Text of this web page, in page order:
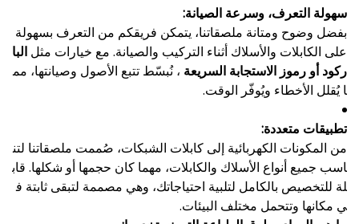
سهولة التعرف، وسرعة الصيانة:
بفضل وضوح ومتانة ملصقاتنا، يتمكن فريقكم من التعرف بسهولة
على الكابلات والأسلاك أثناء التركيب والصيانة. مع خيارات مثل البا
ركود أو رموز الاستجابة السريعة ، نُبسّط تتبع الأصول وصيانتها، مم
ا يُقلل الأخطاء ويُوفّر الوقت.
تطبيقات متعددة:
من المكونات الكهربائية إلى كابلات الشبكات، صُممت ملصقاتنا لتن
اسب جميع أنواع الأسلاك والكابلات، مهما كان حجمها أو شكلها. قاب
لة للتخصيص بالكامل لتلبية احتياجاتك، وهي مصممة لتبقى ثابتة ف
ي مكانها وتتحمل مختلف البيئات.